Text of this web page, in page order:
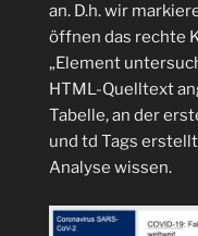
an. D.h. wir
öffnen das rechte
„Element
HTML-Quelltext
Tabelle, an der
und td Tags
Analyse wissen.